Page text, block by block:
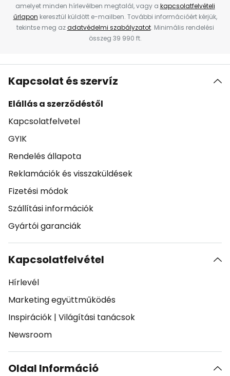
amelyet minden hírlevélben megtalál, vagy a kapcsolatfelvételi
űrlapon keresztül küldött e-mailben. További információért kérjük,
tekintse meg azadatvédelmi szabályzatot. Minimális rendelési
összeg 39 990 ft.
Kapcsolat és szervíz
Elállás a szerződéstől
Kapcsolatfelvetel
GYIK
Rendelés állapota
Reklamációk és visszaküldések
Fizetési módok
Szállítási információk
Gyártói garanciák
Kapcsolatfelvétel
Hírlevél
Marketing együttműködés
Inspirációk | Világítási tanácsok
Newsroom
Oldal Információ